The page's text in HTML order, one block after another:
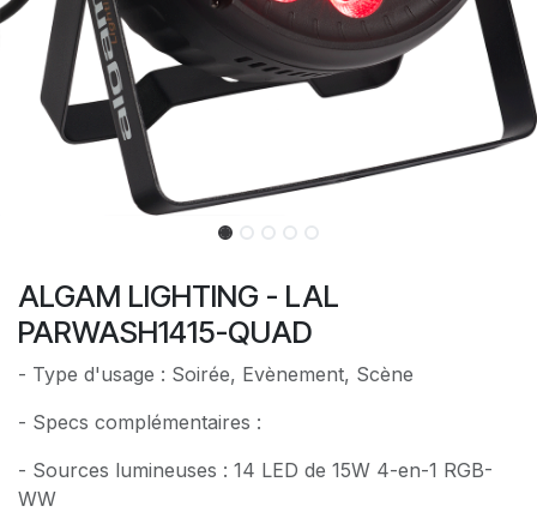
ALGAM LIGHTING - LAL
PARWASH1415-QUAD
- Type d'usage : Soirée, Evènement, Scène
- Specs complémentaires :
- Sources lumineuses : 14 LED de 15W 4-en-1 RGB-
WW